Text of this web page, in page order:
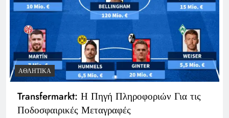
ΑΘΛΗΤΙΚΆ
Transfermarkt: Η Πηγή Πληροφοριών Για τις
Ποδοσφαιρικές Μεταγραφές